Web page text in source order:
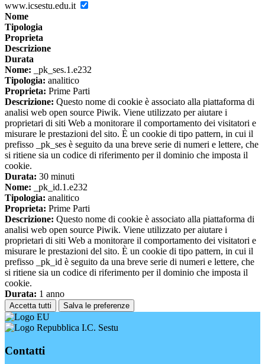
www.icsestu.edu.it
Nome
Tipologia
Proprieta
Descrizione
Durata
Nome: _pk_ses.1.e232
Tipologia: analitico
Proprieta: Prime Parti
Descrizione: Questo nome di cookie è associato alla piattaforma di
analisi web open source Piwik. Viene utilizzato per aiutare i
proprietari di siti Web a monitorare il comportamento dei visitatori e
misurare le prestazioni del sito. È un cookie di tipo pattern, in cui il
prefisso _pk_ses è seguito da una breve serie di numeri e lettere, che
si ritiene sia un codice di riferimento per il dominio che imposta il
cookie.
Durata: 30 minuti
Nome: _pk_id.1.e232
Tipologia: analitico
Proprieta: Prime Parti
Descrizione: Questo nome di cookie è associato alla piattaforma di
analisi web open source Piwik. Viene utilizzato per aiutare i
proprietari di siti Web a monitorare il comportamento dei visitatori e
misurare le prestazioni del sito. È un cookie di tipo pattern, in cui il
prefisso _pk_id è seguito da una breve serie di numeri e lettere, che
si ritiene sia un codice di riferimento per il dominio che imposta il
cookie.
Durata: 1 anno
Accetta tutti Salva le preferenze
I.C. Sestu
Contatti